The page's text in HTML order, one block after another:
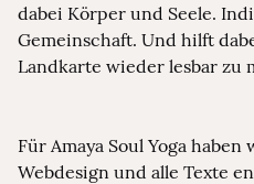
dabei Körper und Seele.
Gemeinschaft. Und hilft
Landkarte wieder lesbar zu
Für Amaya Soul Yoga
Webdesign und alle Texte